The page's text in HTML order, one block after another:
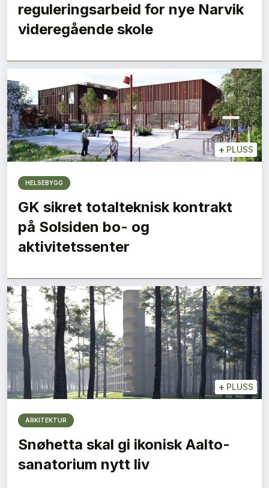
reguleringsarbeid for nye Narvik
videregående skole
+ PLUSS
HELSEBYGG
GK sikret totalteknisk kontrakt
på Solsiden bo- og
aktivitetssenter
+ PLUSS
ARKITEKTUR
Snøhetta skal gi ikonisk Aalto-
sanatorium nytt liv